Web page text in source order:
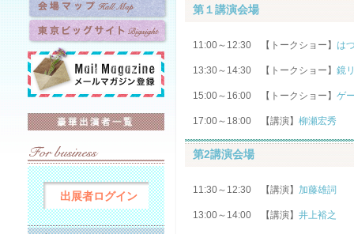
第１講演会場
11:00～12:30 【トークショー】 は
13:30～14:30 【トークショー】 鏡
15:00～16:00 【トークショー】 ゲ
17:00～18:00 【講演】 柳瀬宏秀
第2講演会場
11:30～12:30 【講演】 加藤雄詞
13:00～14:00 【講演】 井上裕之
出展者ログイン